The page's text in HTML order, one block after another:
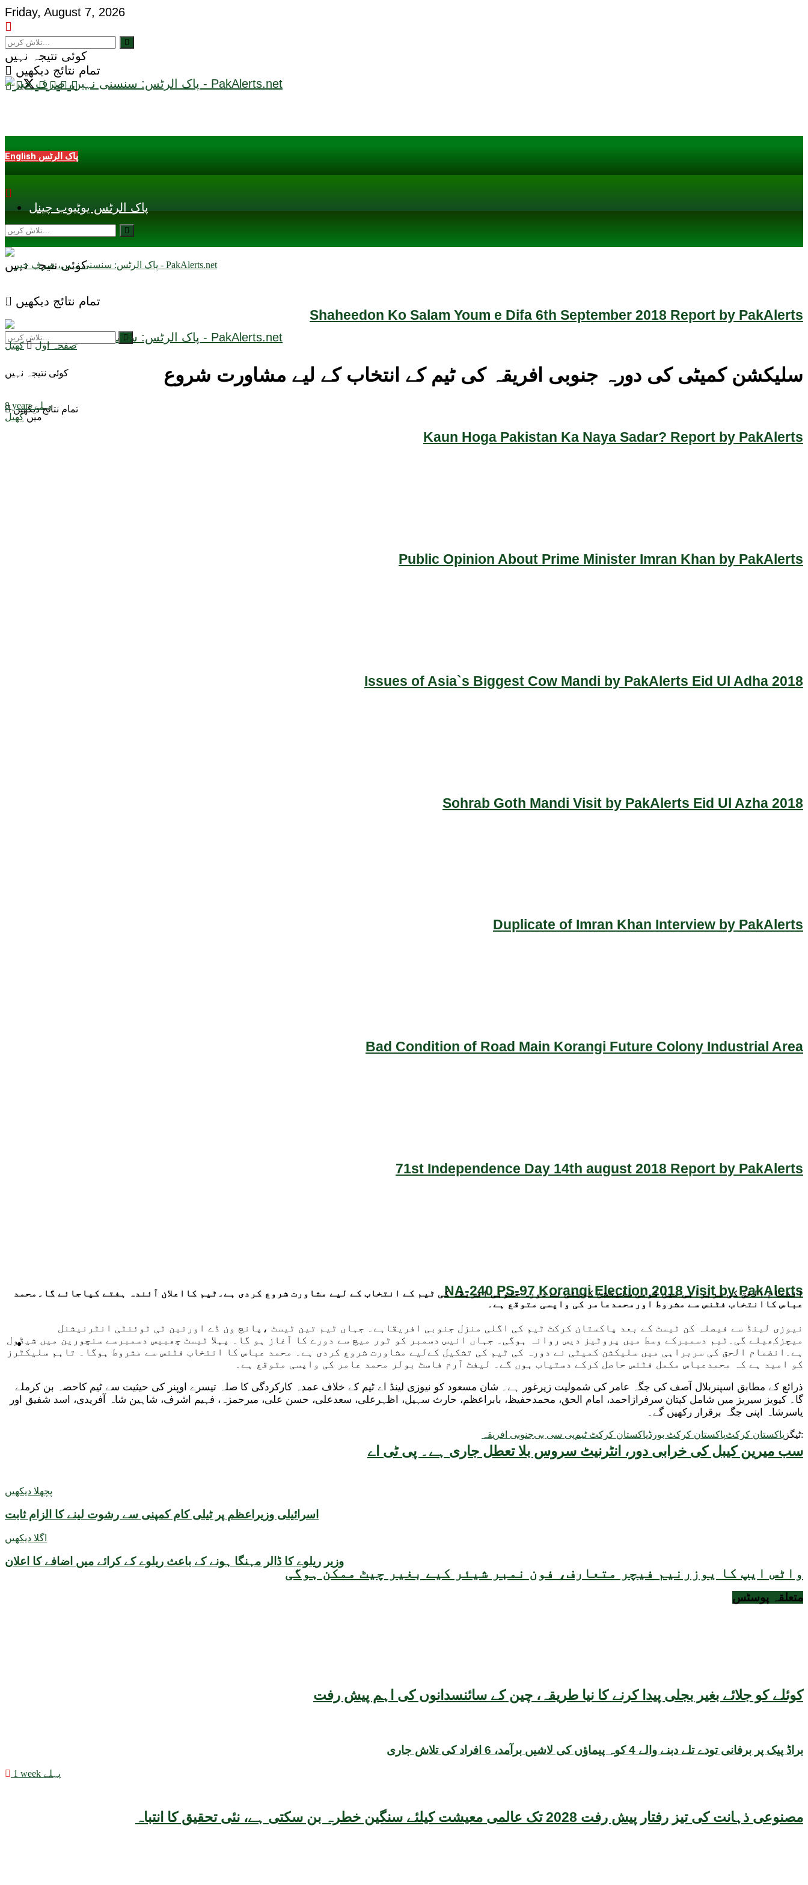
Friday, August 7, 2026
کوئی نتیجہ نہیں
تمام نتائج دیکھیں
English پاک الرٹس
پاک الرٹس یوٹیوب چینل
Shaheedon Ko Salam Youm e Difa 6th September 2018 Report by PakAlerts
Kaun Hoga Pakistan Ka Naya Sadar? Report by PakAlerts
Public Opinion About Prime Minister Imran Khan by PakAlerts
Issues of Asia`s Biggest Cow Mandi by PakAlerts Eid Ul Adha 2018
Sohrab Goth Mandi Visit by PakAlerts Eid Ul Azha 2018
Duplicate of Imran Khan Interview by PakAlerts
Bad Condition of Road Main Korangi Future Colony Industrial Area
71st Independence Day 14th august 2018 Report by PakAlerts
NA-240 PS-97 Korangi Election 2018 Visit by PakAlerts
ٹیکنالوجی
سب میرین کیبل کی خرابی دور، انٹرنیٹ سروس بلا تعطل جاری ہے۔ پی ٹی اے
واٹس ایپ کا یوزرنیم فیچر متعارف، فون نمبر شیئر کیے بغیر چیٹ ممکن ہوگی
کوئلے کو جلائے بغیر بجلی پیدا کرنے کا نیا طریقہ، چین کے سائنسدانوں کی اہم پیش رفت
مصنوعی ذہانت کی تیز رفتار پیش رفت 2028 تک عالمی معیشت کیلئے سنگین خطرہ بن سکتی ہے، نئی تحقیق کا انتباہ
کوئی نتیجہ نہیں
تمام نتائج دیکھیں
کوئی نتیجہ نہیں
تمام نتائج دیکھیں
صفحہ اول کھیل
سلیکشن کمیٹی کی دورہ جنوبی افریقہ کی ٹیم کے انتخاب کے لیے مشاورت شروع
8 years پہلے
میں کھیل
انضمام الحق کی سربراہی میں قومی سلیکشن کمیٹی نے دورہ جنوبی افریقہ کی ٹیم کے انتخاب کے لیے مشاورت شروع کردی ہے۔ٹیم کااعلان آئندہ ہفتے کیاجائے گا۔محمد
عباس کاانتخاب فٹنس سے مشروط اورمحمدعامر کی واپسی متوقع ہے۔
نیوزی لینڈ سے فیصلہ کن ٹیسٹ کے بعد پاکستان کرکٹ ٹیم کی اگلی منزل جنوبی افریقاہے۔ جہاں ٹیم تین ٹیسٹ ،پانچ ون ڈے اورتین ٹی ٹوئنٹی انٹرنیشنل
میچزکھیلے گی۔ٹیم دسمبرکے وسط میں پروٹیز دیس روانہ ہوگی۔ جہاں انیس دسمبر کو ٹور میچ سے دورے کا آغاز ہو گا۔ پہلا ٹیسٹ چھبیس دسمبرسے سنچورین میں شیڈول
ہے۔انضمام الحق کی سربراہی میں سلیکشن کمیٹی نے دورہ کی ٹیم کی تشکیل کےلیے مشاورت شروع کردی ہے۔ محمد عباس کا انتخاب فٹنس سے مشروط ہوگا۔ تاہم سلیکٹرز
کو امید ہے کہ محمدعباس مکمل فٹنس حاصل کرکے دستیاب ہوں گے۔ لیفٹ آرم فاسٹ بولر محمد عامر کی واپسی متوقع ہے۔
ذرائع کے مطابق اسپنربلال آصف کی جگہ عامر کی شمولیت زیرغور ہے۔ شان مسعود کو نیوزی لینڈ اے ٹیم کے خلاف عمدہ کارکردگی کا صلہ تیسرے اوپنر کی حیثیت سے ٹیم کاحصہ بن کرملے
گا۔ کیویز سیریز میں شامل کپتان سرفرازاحمد، امام الحق، محمدحفیظ، بابراعظم، حارث سہیل، اظہرعلی، سعدعلی، حسن علی، میرحمزہ، فہیم اشرف، شاہین شاہ آفریدی، اسد شفیق اور
یاسرشاہ اپنی جگہ برقرار رکھیں گے۔
ٹیگز: پاکستان کرکٹپاکستان کرکٹ بورڈپاکستان کرکٹ ٹیمپی سی بیجنوبی افریقہ
پچھلا دیکھیں
اسرائیلی وزیراعظم پر ٹیلی کام کمپنی سے رشوت لینے کا الزام ثابت
اگلا دیکھیں
وزیر ریلوے کا ڈالر مہنگا ہونے کے باعث ریلوے کے کرائے میں اضافے کا اعلان
متعلقہ پوسٹس
براڈ پیک پر برفانی تودے تلے دبنے والے 4 کوہ پیماؤں کی لاشیں برآمد، 6 افراد کی تلاش جاری
1 week پہلے